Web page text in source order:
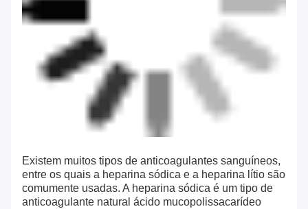
Existem muitos tipos de anticoagulantes sanguíneos,
entre os quais a heparina sódica e a heparina lítio são
comumente usadas. A heparina sódica é um tipo de
anticoagulante natural ácido mucopolissacarídeo